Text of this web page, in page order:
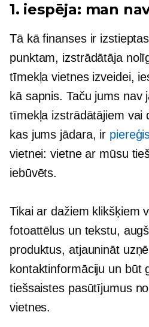
1. iespēja: man
Tā kā finanses ir
punktam, izstrādātāja
tīmekļa vietnes izveidei,
kā sapnis. Taču jums nav
tīmekļa izstrādātājiem vai
kas jums jādara, ir
vietnei: vietne ar mūsu
iebūvēts.
Tikai ar dažiem klikšķiem
fotoattēlus un tekstu,
produktus, atjaunināt
kontaktinformāciju un būt
tiešsaistes pasūtījumus
vietnes.